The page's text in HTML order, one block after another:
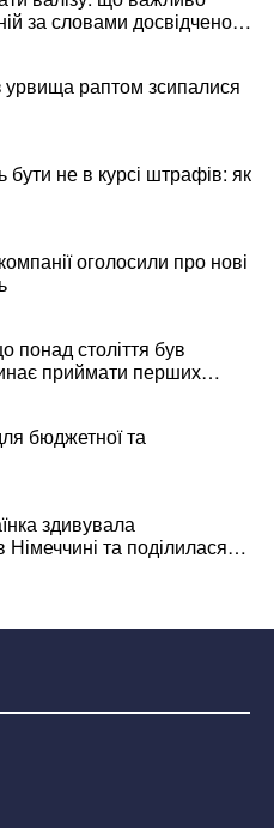
за словами досвідченої
урвища раптом зсипалися
бути не в курсі штрафів: як
оголосили про нові
понад століття був
приймати перших
бюджетної та
здивувала
та поділилася